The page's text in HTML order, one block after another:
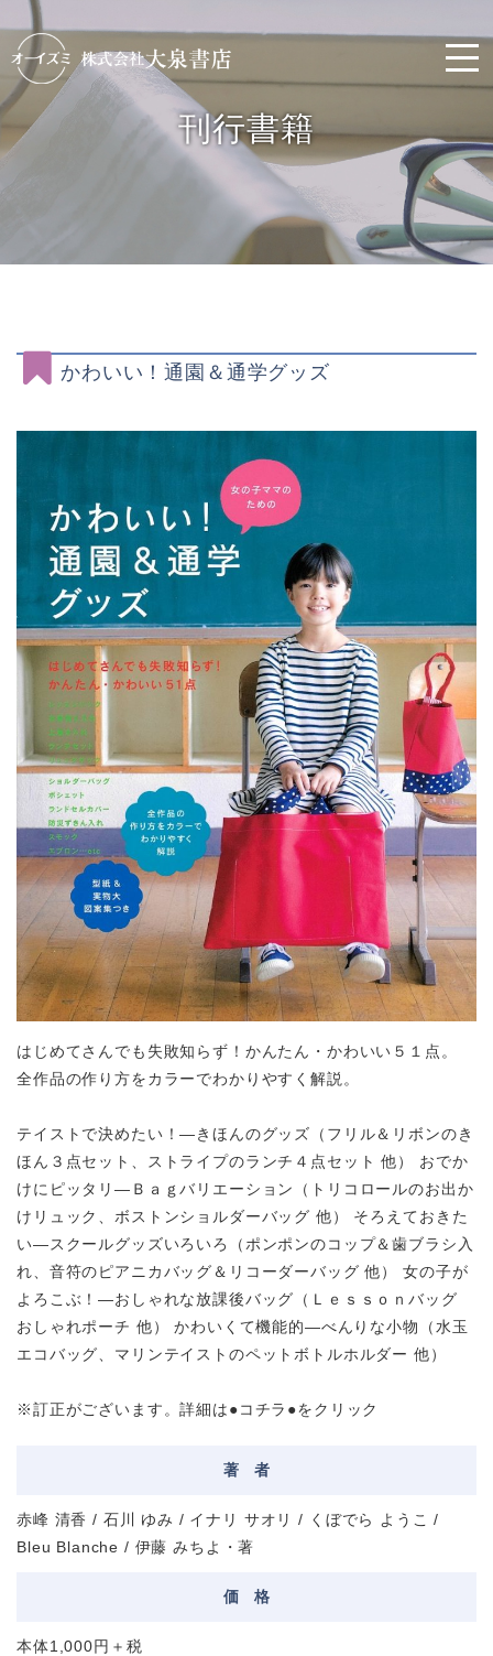
刊行書籍
かわいい！通園＆通学グッズ
はじめてさんでも失敗知らず！かんたん・かわいい５１点。
全作品の作り方をカラーでわかりやすく解説。
テイストで決めたい！―きほんのグッズ（フリル＆リボンのき
ほん３点セット、ストライプのランチ４点セット 他） おでか
けにピッタリ―Ｂａｇバリエーション（トリコロールのお出か
けリュック、ボストンショルダーバッグ 他） そろえておきた
い―スクールグッズいろいろ（ポンポンのコップ＆歯ブラシ入
れ、音符のピアニカバッグ＆リコーダーバッグ 他） 女の子が
よろこぶ！―おしゃれな放課後バッグ（Ｌｅｓｓｏｎバッグ
おしゃれポーチ 他） かわいくて機能的―べんりな小物（水玉
エコバッグ、マリンテイストのペットボトルホルダー 他）
※訂正がございます。詳細は●コチラ●をクリック
著 者
赤峰 清香 / 石川 ゆみ / イナリ サオリ / くぼでら ようこ /
Bleu Blanche / 伊藤 みちよ・著
価 格
本体1,000円＋税